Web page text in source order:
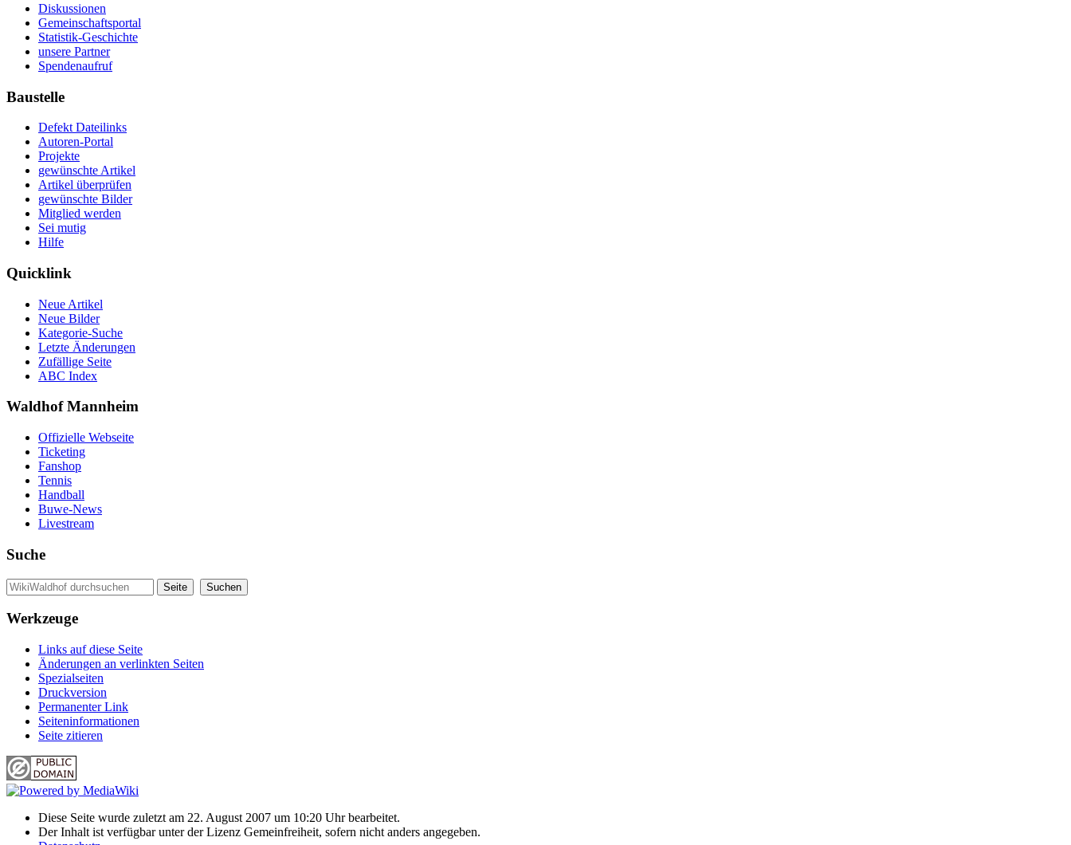
Diskussionen
Gemeinschaftsportal
Statistik-Geschichte
unsere Partner
Spendenaufruf
Baustelle
Defekt Dateilinks
Autoren-Portal
Projekte
gewünschte Artikel
Artikel überprüfen
gewünschte Bilder
Mitglied werden
Sei mutig
Hilfe
Quicklink
Neue Artikel
Neue Bilder
Kategorie-Suche
Letzte Änderungen
Zufällige Seite
ABC Index
Waldhof Mannheim
Offizielle Webseite
Ticketing
Fanshop
Tennis
Handball
Buwe-News
Livestream
Suche
Werkzeuge
Links auf diese Seite
Änderungen an verlinkten Seiten
Spezialseiten
Druckversion
Permanenter Link
Seiten­informationen
Seite zitieren
Diese Seite wurde zuletzt am 22. August 2007 um 10:20 Uhr bearbeitet.
Der Inhalt ist verfügbar unter der Lizenz Gemeinfreiheit, sofern nicht anders angegeben.